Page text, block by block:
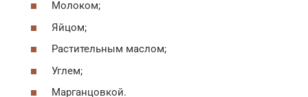
Молоком;
Яйцом;
Растительным маслом;
Углем;
Марганцовкой.